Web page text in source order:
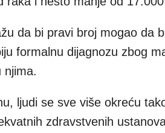
da bi pravi broj mogao da
formalnu dijagnozu zbog
njima.
ljudi se sve više okreću
zdravstvenih